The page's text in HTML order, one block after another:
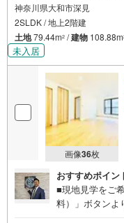
色々廻ったけど良い物件が無
頭金無くても平気・・？
お家の買替えってどうするの
まずは何でもお気軽にご相談
有資格者が丁寧にご説明さ
お問い合わせをお待ちして
神奈川県大和市深見
2SLDK / 地上2階建
土地79.44m2 /建物 108.88m
未入居
画像36枚
おすすめポイン
■現地見学をご
料）」ボタンよ